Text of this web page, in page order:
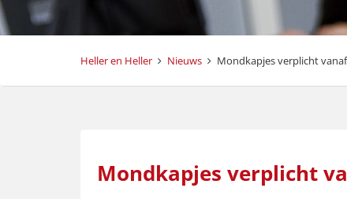
Heller en Heller Nieuws Mondkapjes verplicht
Mondkapjes verplicht